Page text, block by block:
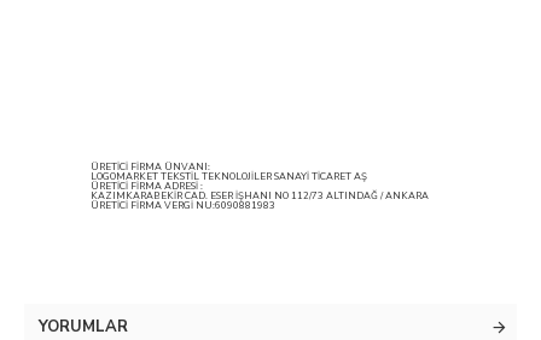
ÜRETİCİ FİRMA ÜNVANI:
LOGOMARKET TEKSTİL TEKNOLOJİLER SANAYİ TİCARET AŞ
ÜRETİCİ FİRMA ADRESİ :
KAZIMKARABEKİR CAD. ESER İŞHANI NO 112/73 ALTINDAĞ / ANKARA
ÜRETİCİ FİRMA VERGİ NU:6090881983
YORUMLAR